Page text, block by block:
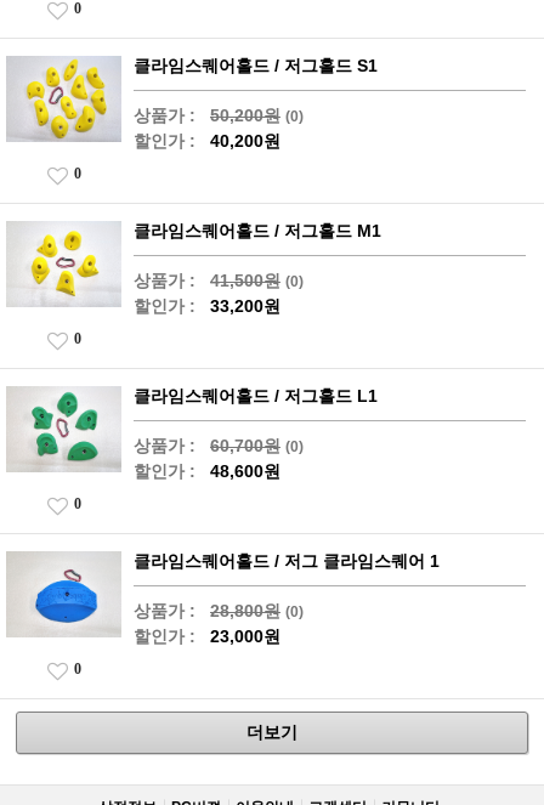
0
클라임스퀘어홀드 / 저그홀드 S1
상품가 : 50,200원 (0)
할인가 : 40,200원
0
클라임스퀘어홀드 / 저그홀드 M1
상품가 : 41,500원 (0)
할인가 : 33,200원
0
클라임스퀘어홀드 / 저그홀드 L1
상품가 : 60,700원 (0)
할인가 : 48,600원
0
클라임스퀘어홀드 / 저그 클라임스퀘어 1
상품가 : 28,800원 (0)
할인가 : 23,000원
0
더보기